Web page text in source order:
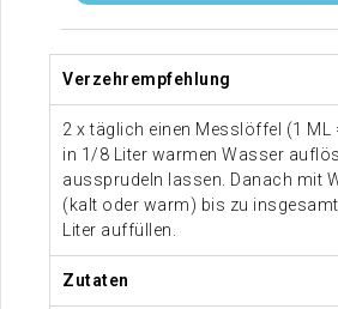
Verzehrempfehlung
2 x täglich einen Messlöffel (1 ML
in 1/8 Liter warmen Wasser
aussprudeln lassen. Danach mit
(kalt oder warm) bis zu
Liter auffüllen.
Zutaten